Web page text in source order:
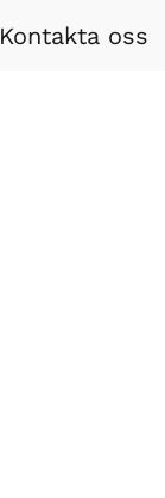
Kontakta oss